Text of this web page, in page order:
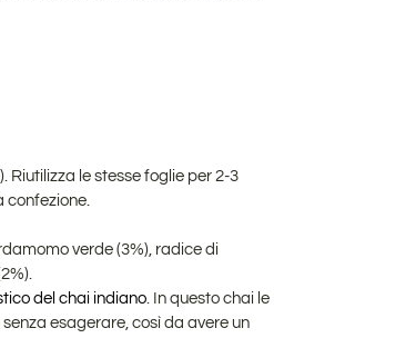
. Riutilizza le stesse foglie per 2-3
confezione.
verde (3%), radice di
del chai indiano. In questo chai le
esagerare, così da avere un